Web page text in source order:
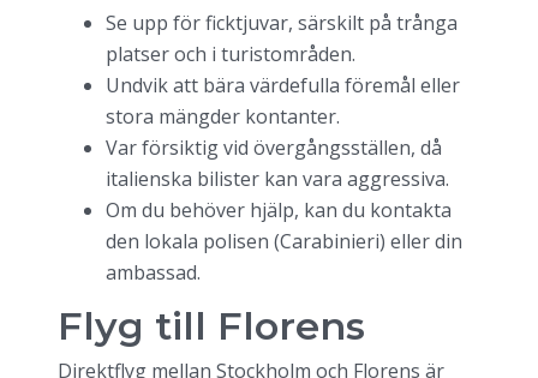
Se upp för ficktjuvar, särskilt på trånga
platser och i turistområden.
Undvik att bära värdefulla föremål eller
stora mängder kontanter.
Var försiktig vid övergångsställen, då
italienska bilister kan vara aggressiva.
Om du behöver hjälp, kan du kontakta
den lokala polisen (Carabinieri) eller din
ambassad.
Flyg till Florens
Direktflyg mellan Stockholm och Florens är